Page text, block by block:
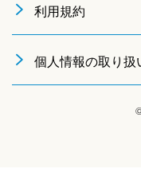
利用規約
個人情報の取り扱